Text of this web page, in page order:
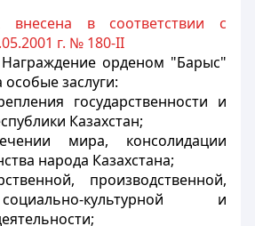
внесена в соответствии с
г. № 180-II
Награждение орденом "Барыс"
заслуги:
государственности и
Казахстан;
мира, консолидации
народа Казахстана;
производственной,
культурной и